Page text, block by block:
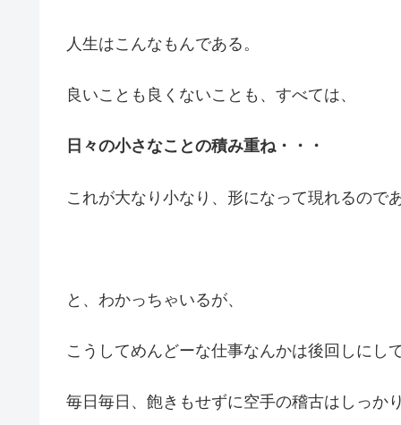
人生はこんなもんである。
良いことも良くないことも、すべては、
日々の小さなことの積み重ね・・・
これが大なり小なり、形になって現れるのであ
と、わかっちゃいるが、
こうしてめんどーな仕事なんかは後回しにして
毎日毎日、飽きもせずに空手の稽古はしっか